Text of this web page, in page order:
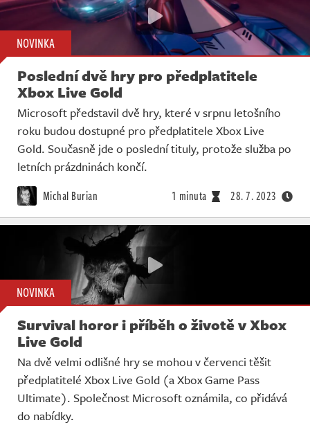
NOVINKA
Poslední dvě hry pro předplatitele
Xbox Live Gold
Microsoft představil dvě hry, které v srpnu letošního
roku budou dostupné pro předplatitele Xbox Live
Gold. Současně jde o poslední tituly, protože služba po
letních prázdninách končí.
Michal Burian 1 minuta 28. 7. 2023
NOVINKA
Survival horor i příběh o životě v Xbox
Live Gold
Na dvě velmi odlišné hry se mohou v červenci těšit
předplatitelé Xbox Live Gold (a Xbox Game Pass
Ultimate). Společnost Microsoft oznámila, co přidává
do nabídky.